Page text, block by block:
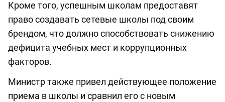
Кроме того, успешным школам предоставят
право создавать сетевые школы под своим
брендом, что должно способствовать снижению
дефицита учебных мест и коррупционных
факторов.
Министр также привел действующее положение
приема в школы и сравнил его с новым